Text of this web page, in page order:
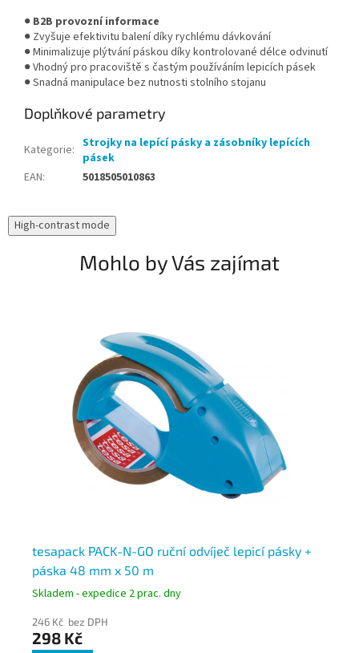
● B2B provozní informace
● Zvyšuje efektivitu balení díky rychlému dávkování
● Minimalizuje plýtvání páskou díky kontrolované délce odvinutí
● Vhodný pro pracoviště s častým používáním lepicích pásek
● Snadná manipulace bez nutnosti stolního stojanu
Doplňkové parametry
Kategorie: Strojky na lepící pásky a zásobníky lepících
pásek
EAN: 5018505010863
High-contrast mode
Mohlo by Vás zajímat
tesapack PACK-N-GO ruční odvíječ lepicí pásky +
páska 48 mm x 50 m
Skladem - expedice 2 prac. dny
246 Kč bez DPH
298 Kč